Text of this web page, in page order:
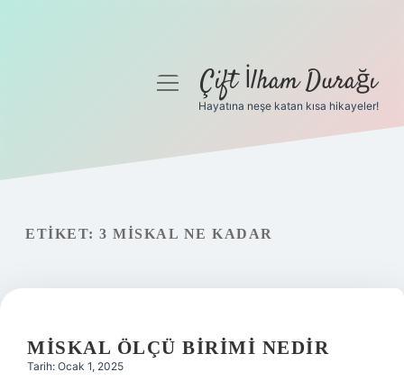
Gizlilik Politikası
menüyüÇift İlham Durağı
Hayatına neşe katan kısa hikayeler!
ETIKET: 3 MISKAL NE KADAR
MISKAL ÖLÇÜ BIRIMI NEDIR
Tarih: Ocak 1, 2025